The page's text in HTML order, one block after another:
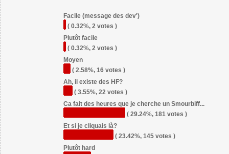
Facile (message des dev')
( 0.32%, 2 votes )
Plutôt facile
( 0.32%, 2 votes )
Moyen
( 2.58%, 16 votes )
Ah, il existe des HF?
( 3.55%, 22 votes )
Ca fait des heures que je cherche un Smourbiff...
( 29.24%, 181 votes )
Et si je cliquais là?
( 23.42%, 145 votes )
Plutôt hard